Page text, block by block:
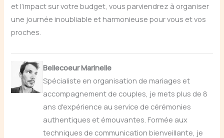
et l’impact sur votre budget, vous parviendrez à organiser
une journée inoubliable et harmonieuse pour vous et vos
proches.
Bellecoeur Marinelle
Spécialiste en organisation de mariages et
accompagnement de couples, je mets plus de 8
ans d'expérience au service de cérémonies
authentiques et émouvantes. Formée aux
techniques de communication bienveillante, je